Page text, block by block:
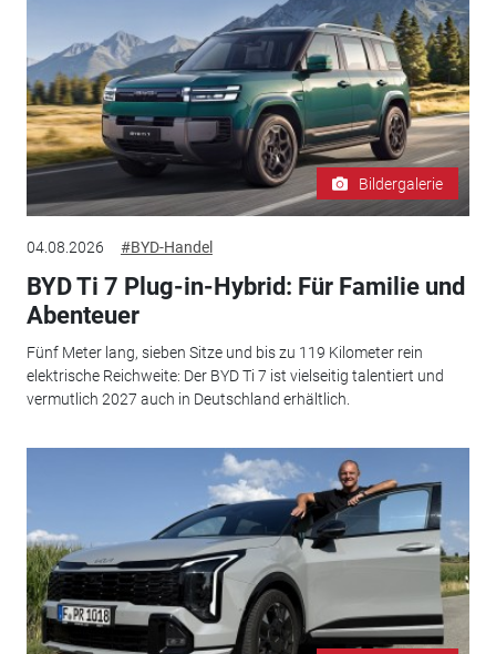
Bildergalerie
04.08.2026 #BYD-Handel
BYD Ti 7 Plug-in-Hybrid: Für Familie und
Abenteuer
Fünf Meter lang, sieben Sitze und bis zu 119 Kilometer rein
elektrische Reichweite: Der BYD Ti 7 ist vielseitig talentiert und
vermutlich 2027 auch in Deutschland erhältlich.